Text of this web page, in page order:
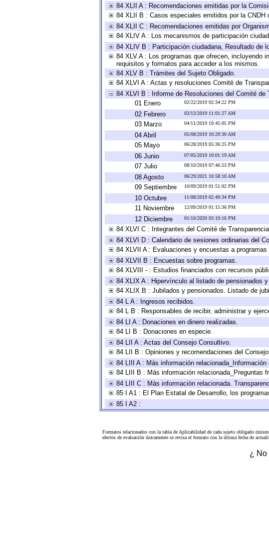
84 XLII A : Recomendaciones emitidas por la
84 XLII B : Casos especiales emitidos por la CNDH
84 XLII C : Recomendaciones emitidas por
84 XLIV A : Los mecanismos de participación
84 XLIV B : Participación ciudadana, Resultado de
84 XLV A : Los programas que ofrecen, incluyendo
requisitos y formatos para acceder a los mismos.
84 XLV B : Trámites del Sujeto Obligado.
84 XLVI A : Actas y resoluciones Comité de
84 XLVI B : Informe de Resoluciones del Comité de
01 Enero
02/22/2019 02:34:22 PM
02 Febrero 03/13/2019 11:01:27 AM
03 Marzo 04/11/2019 10:45:05 PM
04 Abril 05/08/2019 10:29:30 AM
05 Mayo 06/28/2019 05:36:25 PM
06 Junio 07/05/2019 10:01:19 AM
07 Julio 08/10/2019 07:46:53 PM
08 Agosto 06/29/2021 10:58:10 AM
09 Septiembre 10/09/2019 01:51:02 PM
10 Octubre 11/08/2019 02:49:34 PM
11 Noviembre 12/09/2019 01:15:36 PM
12 Diciembre 01/10/2020 03:19:16 PM
84 XLVI C : Integrantes del Comité de
84 XLVI D : Calendario de sesiones ordinarias del
84 XLVII A : Evaluaciones y encuestas a
84 XLVII B : Encuestas sobre programas.
84 XLVIII - : Estudios financiados con recursos
84 XLIX A : Hipervínculo al listado de pensionados
84 XLIX B : Jubilados y pensionados. Listado de
84 L A : Ingresos recibidos.
84 L B : Responsables de recibir, administrar y
84 LI A : Donaciones en dinero realizadas.
84 LI B : Donaciones en especie.
84 LII A : Actas del Consejo Consultivo.
84 LII B : Opiniones y recomendaciones del
84 LIII A : Más información relacionada_Información
84 LIII B : Más información relacionada_Preguntas
84 LIII C : Más información relacionada.
85 I A1 : El Plan Estatal de Desarrollo, los
85 I A2 :
Formatos relacionados con la tabla de Aplicabilidad de cada sujeto obligado
efectos de evaluación únicamente se revisa el formato con la última fecha de
¿ No